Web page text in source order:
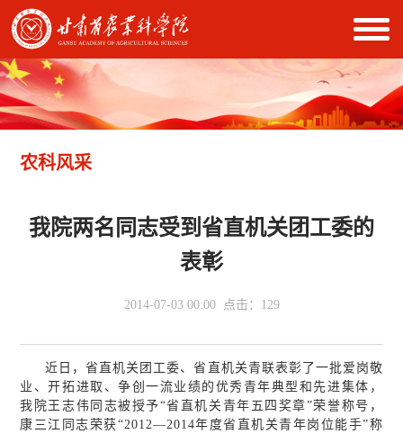
农科风采
我院两名同志受到省直机关团工委的
表彰
2014-07-03 00:00 点击： 129
近日，省直机关团工委、省直机关青联表彰了一批爱岗敬
业、开拓进取、争创一流业绩的优秀青年典型和先进集体，
我院王志伟同志被授予“省直机关青年五四奖章”荣誉称号，
康三江同志荣获“2012—2014年度省直机关青年岗位能手”称